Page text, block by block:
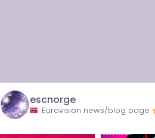
escnorge
Eurovision news/blog page